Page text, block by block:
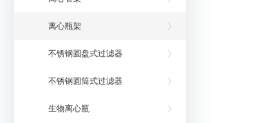
离心瓶架
不锈钢圆盘式过滤器
不锈钢圆筒式过滤器
生物离心瓶